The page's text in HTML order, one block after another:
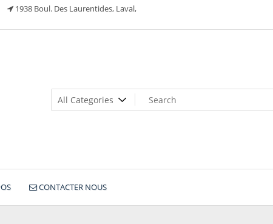
1938 Boul. Des Laurentides, Laval,
CONTACTER NOUS